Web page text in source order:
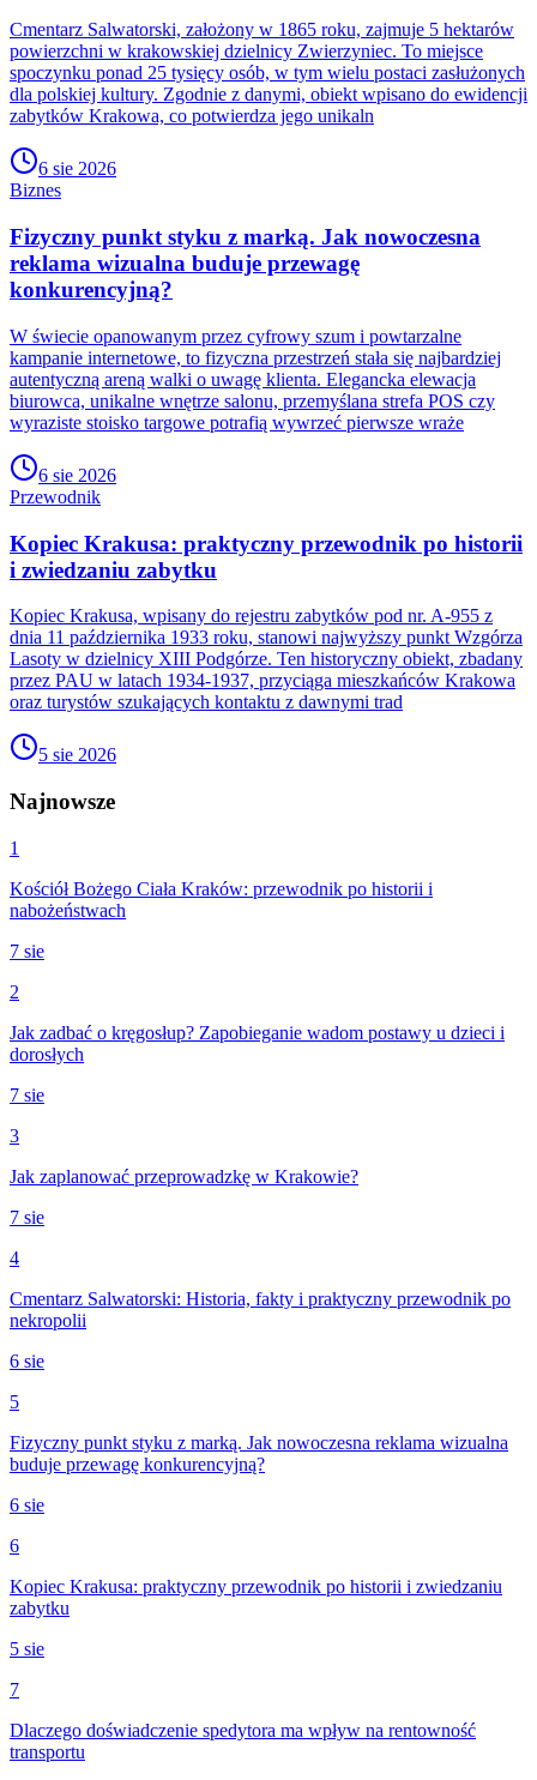
Cmentarz Salwatorski, założony w 1865 roku, zajmuje 5 hektarów
powierzchni w krakowskiej dzielnicy Zwierzyniec. To miejsce
spoczynku ponad 25 tysięcy osób, w tym wielu postaci zasłużonych
dla polskiej kultury. Zgodnie z danymi, obiekt wpisano do ewidencji
zabytków Krakowa, co potwierdza jego unikaln
6 sie 2026
Biznes
Fizyczny punkt styku z marką. Jak nowoczesna
reklama wizualna buduje przewagę
konkurencyjną?
W świecie opanowanym przez cyfrowy szum i powtarzalne
kampanie internetowe, to fizyczna przestrzeń stała się najbardziej
autentyczną areną walki o uwagę klienta. Elegancka elewacja
biurowca, unikalne wnętrze salonu, przemyślana strefa POS czy
wyraziste stoisko targowe potrafią wywrzeć pierwsze wraże
6 sie 2026
Przewodnik
Kopiec Krakusa: praktyczny przewodnik po historii
i zwiedzaniu zabytku
Kopiec Krakusa, wpisany do rejestru zabytków pod nr. A-955 z
dnia 11 października 1933 roku, stanowi najwyższy punkt Wzgórza
Lasoty w dzielnicy XIII Podgórze. Ten historyczny obiekt, zbadany
przez PAU w latach 1934-1937, przyciąga mieszkańców Krakowa
oraz turystów szukających kontaktu z dawnymi trad
5 sie 2026
Najnowsze
1
Kościół Bożego Ciała Kraków: przewodnik po historii i
nabożeństwach
7 sie
2
Jak zadbać o kręgosłup? Zapobieganie wadom postawy u dzieci i
dorosłych
7 sie
3
Jak zaplanować przeprowadzkę w Krakowie?
7 sie
4
Cmentarz Salwatorski: Historia, fakty i praktyczny przewodnik po
nekropolii
6 sie
5
Fizyczny punkt styku z marką. Jak nowoczesna reklama wizualna
buduje przewagę konkurencyjną?
6 sie
6
Kopiec Krakusa: praktyczny przewodnik po historii i zwiedzaniu
zabytku
5 sie
7
Dlaczego doświadczenie spedytora ma wpływ na rentowność
transportu